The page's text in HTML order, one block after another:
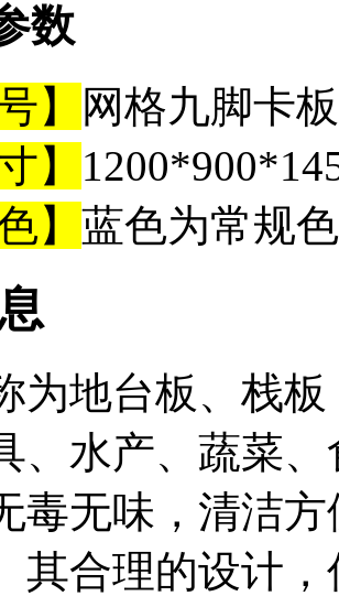
数
】
网格九脚卡
】
】 蓝色为常规
为地台板、栈
、水产、蔬菜
毒无味，清洁
其合理的设计